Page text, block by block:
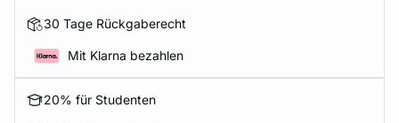
30 Tage Rückgaberecht
Mit Klarna bezahlen
20% für Studenten